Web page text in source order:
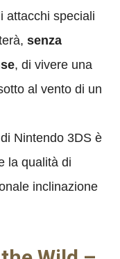
attacchi speciali
senza
, di vivere una
al vento di un
Nintendo 3DS è
la qualità di
inclinazione